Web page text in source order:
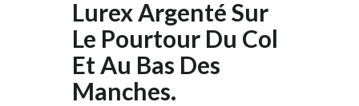
Lurex Argenté Sur
Le Pourtour Du Col
Et Au Bas Des
Manches.